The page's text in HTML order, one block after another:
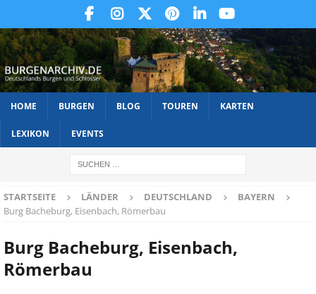
HOME BURGEN BLOG TOUREN KARTEN
LEXIKON EVENTS
STARTSEITE LÄNDER DEUTSCHLAND
BAYERN
Burg Bacheburg, Eisenbach, Römerbau
Burg Bacheburg, Eisenbach,
Römerbau